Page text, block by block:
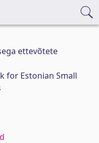
ettevõtete
for Estonian Small